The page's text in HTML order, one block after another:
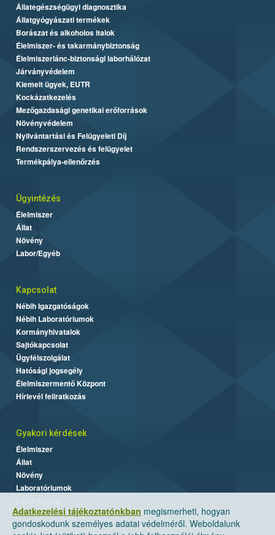
Adatkezelési tájékoztatónkban megismerheti, hogyan
gondoskodunk személyes adatai védelméről. Weboldalunk
Állategészségügyi diagnosztika
Állatgyógyászati termékek
Borászat és alkoholos italok
Élelmiszer- és takarmánybiztonság
Élelmiszerlánc-biztonsági laborhálózat
Járványvédelem
Kiemelt ügyek, EUTR
Kockázatkezelés
Mezőgazdasági genetikai erőforrások
Növényvédelem
Nyilvántartási és Felügyeleti Díj
Rendszerszervezés és felügyelet
Termékpálya-ellenőrzés
Ügyintézés
Élelmiszer
Állat
Növény
Labor/Egyéb
Kapcsolat
Nébih Igazgatóságok
Nébih Laboratóriumok
Kormányhivatalok
Sajtókapcsolat
Ügyfélszolgálat
Hatósági jogsegély
Élelmiszermentő Központ
Hírlevél feliratkozás
Gyakori kérdések
Élelmiszer
Állat
Növény
Laboratóriumok